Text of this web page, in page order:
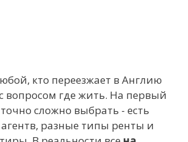
кто переезжает в Англию
вопросом где жить. На первый
сложно выбрать - есть
агентв, разные типы ренты и